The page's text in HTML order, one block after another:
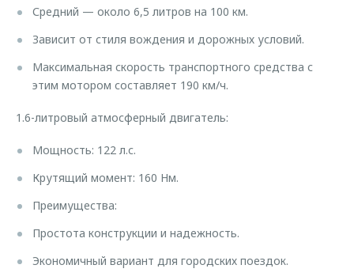
Средний — около 6,5 литров на 100 км.
Зависит от стиля вождения и дорожных условий.
Максимальная скорость транспортного средства с
этим мотором составляет 190 км/ч.
1.6-литровый атмосферный двигатель:
Мощность: 122 л.с.
Крутящий момент: 160 Нм.
Преимущества:
Простота конструкции и надежность.
Экономичный вариант для городских поездок.